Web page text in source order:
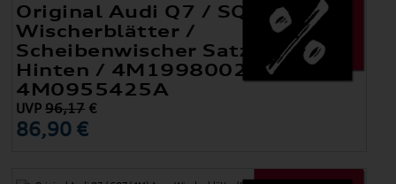
Original Audi Q7 / SQ7 (4M)
Wischerblätter /
Scheibenwischer Satz Vorne +
Hinten / 4M1998002 +
4M0955425A
UVP96,17 €
86,90 €